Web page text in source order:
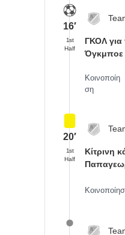
16′
1st
Half
ΓΚΟΛ για
Όγκμποε
Κοινοποίη
ση
20′
1st
Half
Κίτρινη